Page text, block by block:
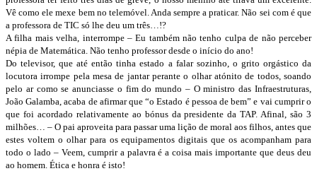
Vê como ele mexe bem no telemóvel. Anda sempre a praticar. Não sei com é que
a professora de TIC só lhe deu um três…!?
A filha mais velha, interrompe – Eu também não tenho culpa de não perceber
népia de Matemática. Não tenho professor desde o início do ano!
Do televisor, que até então tinha estado a falar sozinho, o grito orgástico da
locutora irrompe pela mesa de jantar perante o olhar atónito de todos, soando
pelo ar como se anunciasse o fim do mundo – O ministro das Infraestruturas,
João Galamba, acaba de afirmar que “o Estado é pessoa de bem” e vai cumprir o
que foi acordado relativamente ao bónus da presidente da TAP. Afinal, são 3
milhões… – O pai aproveita para passar uma lição de moral aos filhos, antes que
estes voltem o olhar para os equipamentos digitais que os acompanham para
todo o lado – Veem, cumprir a palavra é a coisa mais importante que deus deu
ao homem. Ética e honra é isto!